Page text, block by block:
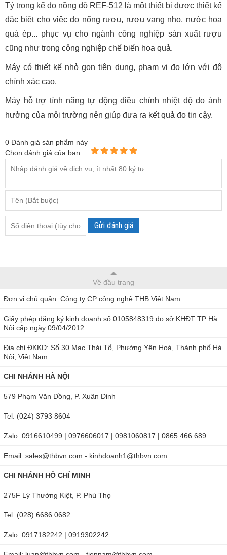
Tỷ trọng kế đo nồng độ REF-512 là một thiết bị được thiết kế
đặc biệt cho việc đo nổng rượu, rượu vang nho, nước hoa
quả ép... phục vụ cho ngành công nghiệp sản xuất rượu
cũng như trong công nghiệp chế biến hoa quả.
Máy có thiết kế nhỏ gọn tiện dụng, phạm vi đo lớn với độ
chính xác cao.
Máy hỗ trợ tính năng tự động điều chỉnh nhiệt độ do ảnh
hưởng của môi trường nên giúp đưa ra kết quả đo tin cậy.
0 Đánh giá sản phẩm này
Chọn đánh giá của bạn
Gửi đánh giá
Về đầu trang
Đơn vị chủ quản: Công ty CP công nghệ THB Việt Nam
Giấy phép đăng ký kinh doanh số 0105848319 do sở KHĐT TP Hà
Nội cấp ngày 09/04/2012
Địa chỉ ĐKKD: Số 30 Mạc Thái Tổ, Phường Yên Hoà, Thành phố Hà
Nội, Việt Nam
CHI NHÁNH HÀ NỘI
579 Phạm Văn Đồng, P. Xuân Đỉnh
Tel: (024) 3793 8604
Zalo: 0916610499 | 0976606017 | 0981060817 | 0865 466 689
Email: sales@thbvn.com - kinhdoanh1@thbvn.com
CHI NHÁNH HỒ CHÍ MINH
275F Lý Thường Kiệt, P. Phú Thọ
Tel: (028) 6686 0682
Zalo: 0917182242 | 0919302242